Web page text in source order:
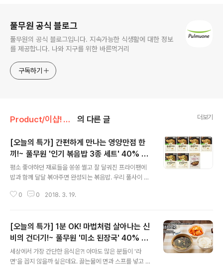
풀무원 공식 블로그
풀무원의 공식 블로그입니다. 지속가능한 식생활에 대한 정보
를 제공합니다. 나와 지구를 위한 바른먹거리
구독하기
Product/이샵! 오늘의 특가 의 다른 글 더보기
[오늘의 특가] 간편하게 만나는 영양만점 한
끼!~ 풀무원 '인기 볶음밥 3종 세트' 40% 할
인!
평소 좋아하던 재료들을 쏭쏭 썰고 잘 달궈진 프라이팬에
밥과 함께 달달 볶아주면 완성되는 볶음밥. 우리 풀사이 가
아하시나요? 풀무원 볶음밥 중에서는 말이죠~, 통새우 볶
물론이고 영양이 고려된 7가지 국내산 채소~ 게다가 3일
내 도정한 국내산 쌀을 가마솥방식으로 지은 찰진 밥까지!!
어느 하나 빠질 데 없는 풀무원 '볶음밥'~! 바로 그 볶음밥
중에서도 가장 인기가 있던 3종을 모으고 모아 풀무원샵
'오늘의 특가'를 통해 무려 40% 할인된 가격으로 찾아왔
0 0 2018. 3. 19.
[오늘의 특가] 1분 OK! 마법처럼 살아나는 신
비의 건더기!~ 풀무원 '미소 된장국' 40% 할
인, 무료배송
세상에서 가장 간단한 음식은?! 아마도 많은 분들이 '라
면'을 꼽지 않을까 싶은데요. 끓는물에 면과 스프를 넣고 3